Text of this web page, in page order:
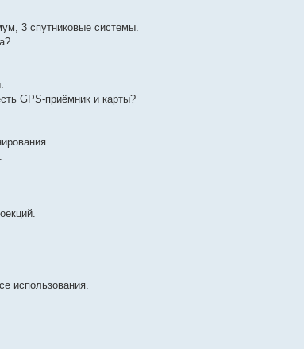
3 спутниковые системы.
GPS-приёмник и карты?
использования.